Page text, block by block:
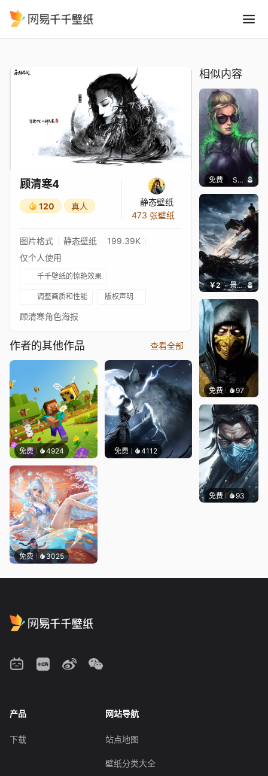
顾清寒4
120 真人
静态壁纸
473 张壁纸
图片格式 静态壁纸
199.39K
仅个人使用
千千壁纸的惊艳效果
调整画质和性能 版权声明
顾清寒角色海报
作者的其他作品 查看全部
免费 4924 免费 4112
免费 3025
相似内容
免费 SomethingEPIC
￥2 景毅6688
免费 97
免费 93 Niara
产品
下载
网站导航
站点地图
壁纸分类大全